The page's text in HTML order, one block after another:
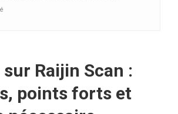
Raijin Scan :
points forts et